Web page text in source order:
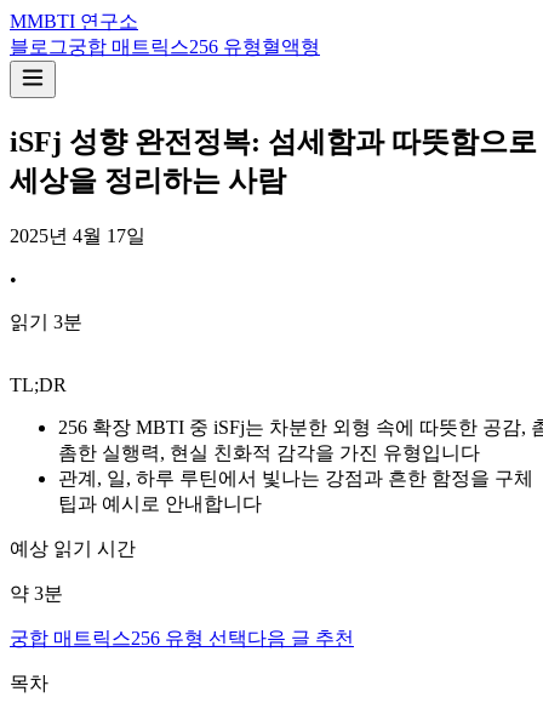
MMBTI 연구소
블로그궁합 매트릭스256 유형혈액형
iSFj 성향 완전정복: 섬세함과 따뜻함으로
세상을 정리하는 사람
2025년 4월 17일
•
읽기 3분
TL;DR
256 확장 MBTI 중 iSFj는 차분한 외형 속에 따뜻한 공감,
촘한 실행력, 현실 친화적 감각을 가진 유형입니다
관계, 일, 하루 루틴에서 빛나는 강점과 흔한 함정을 구체
팁과 예시로 안내합니다
예상 읽기 시간
약 3분
궁합 매트릭스256 유형 선택다음 글 추천
목차